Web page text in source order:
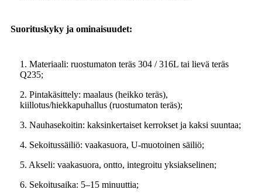
Suorituskyky ja ominaisuudet:
1. Materiaali: ruostumaton teräs 304 / 316L tai lievä teräs
Q235;
2. Pintakäsittely: maalaus (heikko teräs),
kiillotus/hiekkapuhallus (ruostumaton teräs);
3. Nauhasekoitin: kaksinkertaiset kerrokset ja kaksi suuntaa;
4. Sekoitussäiliö: vaakasuora, U-muotoinen säiliö;
5. Akseli: vaakasuora, ontto, integroitu yksiakselinen;
6. Sekoitusaika: 5–15 minuuttia;